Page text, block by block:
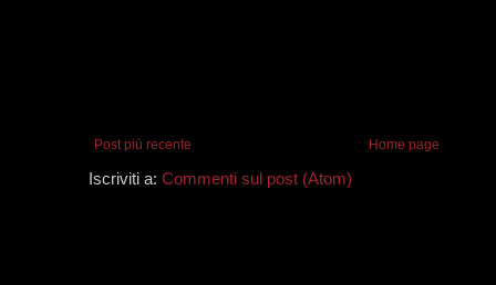
Post più recente Home page
Iscriviti a: Commenti sul post (Atom)